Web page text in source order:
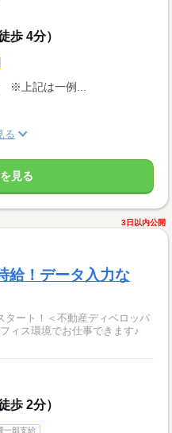
歩 4分）
※上記は一例...
る
見る
3日以内公開
！データ入力な
タート！＜不動産ディベロッパ
ィス環境でお仕事できます♪
歩 2分）
一部支給